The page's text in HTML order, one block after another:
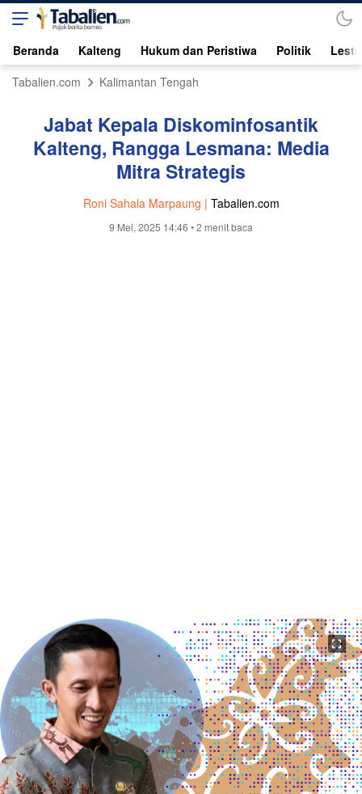
Beranda Kalteng Hukum dan Peristiwa Politik
Tabalien.com
Kalimantan Tengah
Jabat Kepala Diskominfosantik
Kalteng, Rangga Lesmana: Media
Mitra Strategis
Roni Sahala Marpaung | Tabalien.com
9 Mei, 2025 14:46 • 2 menit baca